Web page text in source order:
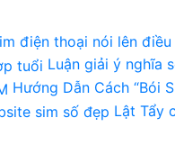
điện thoại nói lên điều
Luận giải ý nghĩa
Hướng Dẫn Cách “Bói
Lật Tẩy